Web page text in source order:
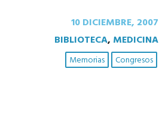
10 DICIEMBRE, 2007
BIBLIOTECA, MEDICINA
Congresos
Memorias